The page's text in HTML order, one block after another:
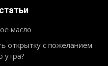
масло
открытку с пожеланием
утра?